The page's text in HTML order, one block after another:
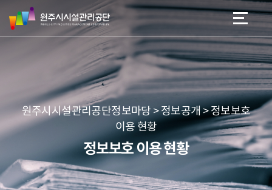
네
본문 바로가기
메뉴 바로가기
원
주
시
리
공
단
원주시시설관리공단정보마당 > 정보공개 > 정보보호
이용 현황
정보보호 이용 현황